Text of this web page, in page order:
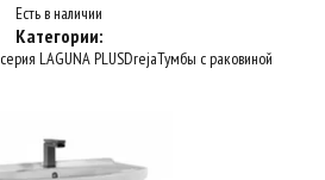
Есть в наличии
Категории:
серия LAGUNA PLUSDrejaТумбы с раковиной